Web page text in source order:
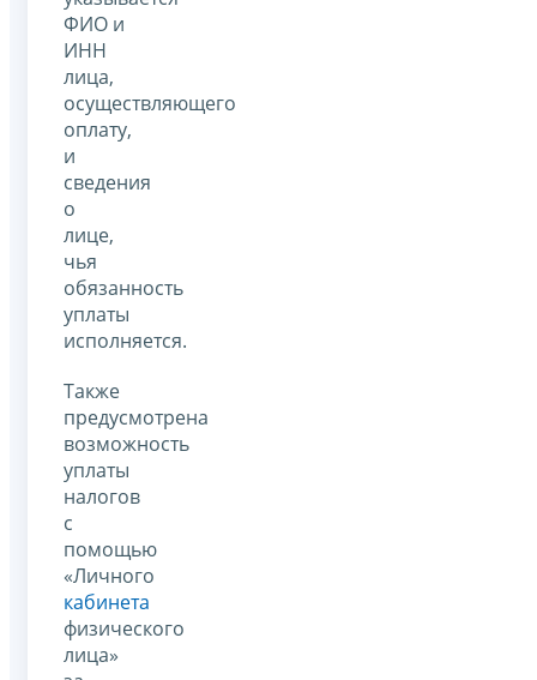
ФИО и
ИНН
лица,
осуществляющего
оплату,
и
сведения
о
лице,
чья
обязанность
уплаты
исполняется.
Также
предусмотрена
возможность
уплаты
налогов
с
помощью
«Личного
кабинета
физического
лица»